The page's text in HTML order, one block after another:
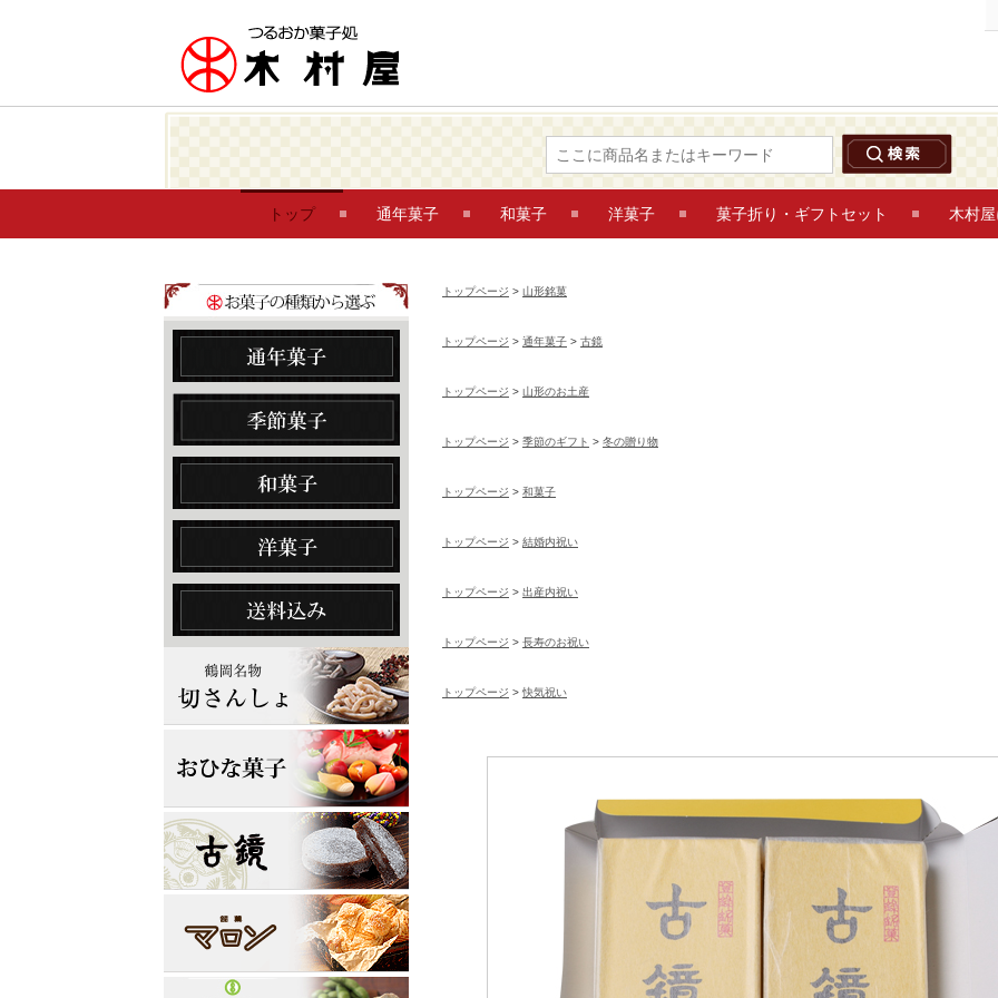
トップ 通年菓子 和菓子 洋菓子 菓子折り・ギフトセット 木村
トップページ > 山形銘菓
トップページ > 通年菓子 > 古鏡
トップページ > 山形のお土産
トップページ > 季節のギフト > 冬の贈り物
トップページ > 和菓子
トップページ > 結婚内祝い
トップページ > 出産内祝い
トップページ > 長寿のお祝い
トップページ > 快気祝い